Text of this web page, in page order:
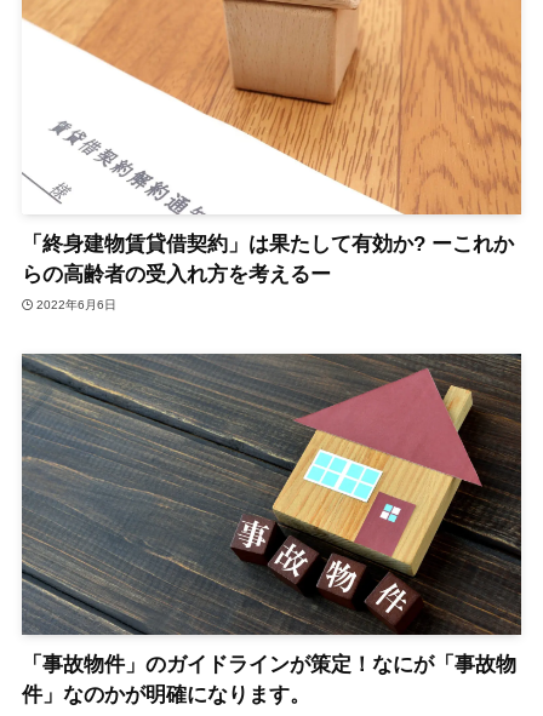
「終身建物賃貸借契約」は果たして有効か? ーこれか
らの高齢者の受入れ方を考えるー
2022年6月6日
「事故物件」のガイドラインが策定！なにが「事故物
件」なのかが明確になります。